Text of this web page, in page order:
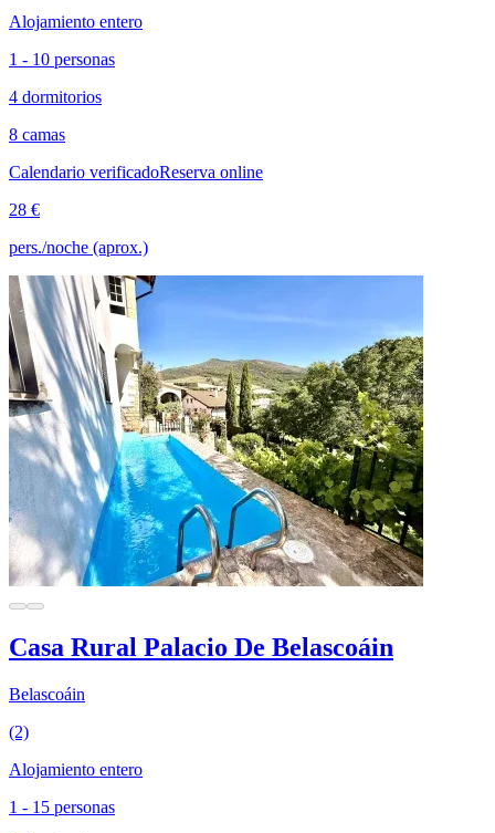
Alojamiento entero
1 - 10 personas
4 dormitorios
8 camas
Calendario verificadoReserva online
28 €
pers./noche (aprox.)
Casa Rural Palacio De Belascoáin
Belascoáin
(2)
Alojamiento entero
1 - 15 personas